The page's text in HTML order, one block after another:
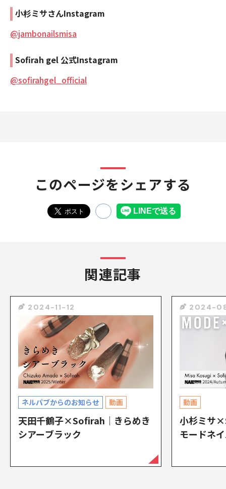
小杉ミサさんInstagram
@jambonailsmisa
Sofirah gel 公式Instagram
@sofirahgel_official
このページをシェアする
関連記事
2024-11-12
ネルパブからのお知らせ 動画
天田千鶴子×Sofirah｜きらめき
シアーブラック
2024-
動画
小杉ミサ
モードネ